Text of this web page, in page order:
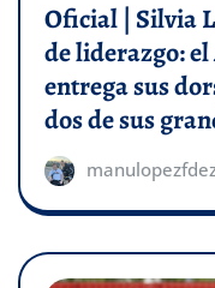
Oficial | Silvia
de liderazgo:
entrega sus
dos de sus